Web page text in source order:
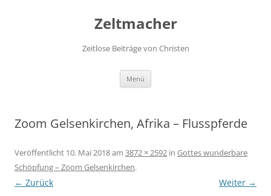
Zeltmacher
Zeitlose Beiträge von Christen
Menü
Zoom Gelsenkirchen, Afrika – Flusspferde
Veröffentlicht 10. Mai 2018am 3872 × 2592 in Gottes wunderbare
Schöpfung – Zoom Gelsenkirchen.
← Zurück Weiter →